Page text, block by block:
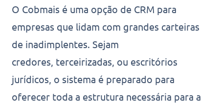
O Cobmais é uma opção de CRM para
empresas que lidam com grandes carteiras
de inadimplentes. Sejam
credores, terceirizadas, ou escritórios
jurídicos, o sistema é preparado para
oferecer toda a estrutura necessária para a